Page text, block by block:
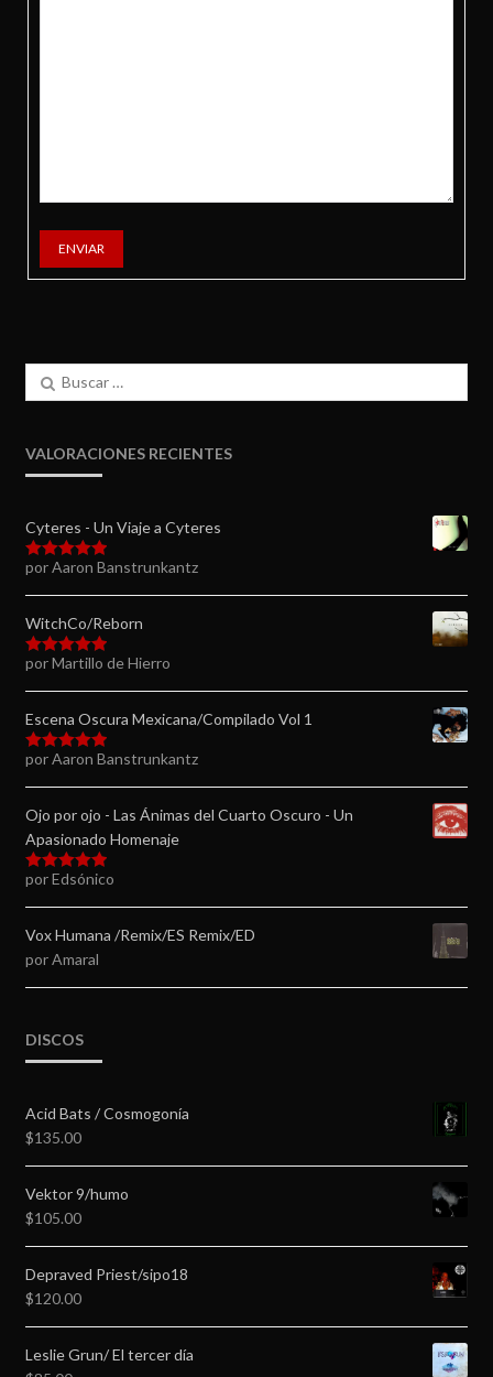
ENVIAR
Buscar:
VALORACIONES RECIENTES
Cyteres - Un Viaje a Cyteres
Valorado en
por Aaron Banstrunkantz
WitchCo/Reborn
Valorado en
por Martillo de Hierro
Escena Oscura Mexicana/Compilado Vol 1
Valorado en
por Aaron Banstrunkantz
Ojo por ojo - Las Ánimas del Cuarto Oscuro - Un
Apasionado Homenaje
Valorado en
por Edsónico
Vox Humana /Remix/ES Remix/ED
por Amaral
DISCOS
Acid Bats / Cosmogonía
$135.00
Vektor 9/humo
$105.00
Depraved Priest/sipo18
$120.00
Leslie Grun/ El tercer día